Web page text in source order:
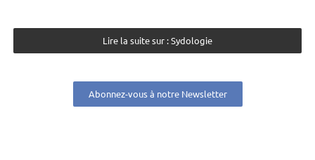
Lire la suite sur : Sydologie
Abonnez-vous à notre Newsletter